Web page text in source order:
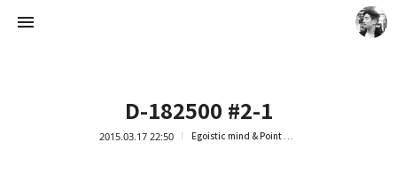
D-182500 #2-1
2015.03.17 22:50 Egoistic mind & Point of view